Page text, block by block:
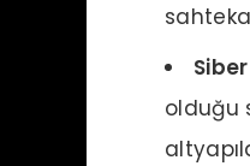
olduğu